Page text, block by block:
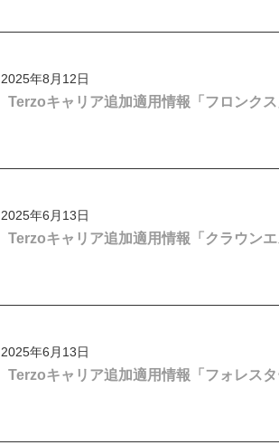
2025年8月12日
Terzoキャリア追加適用情報「フロンク
2025年6月13日
Terzoキャリア追加適用情報「クラウン
2025年6月13日
Terzoキャリア追加適用情報「フォレス